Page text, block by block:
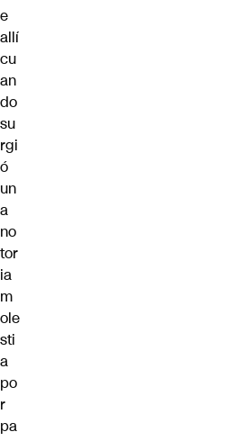
e
allí
cu
an
do
su
rgi
ó
un
a
no
tor
ia
m
ole
sti
a
po
r
pa